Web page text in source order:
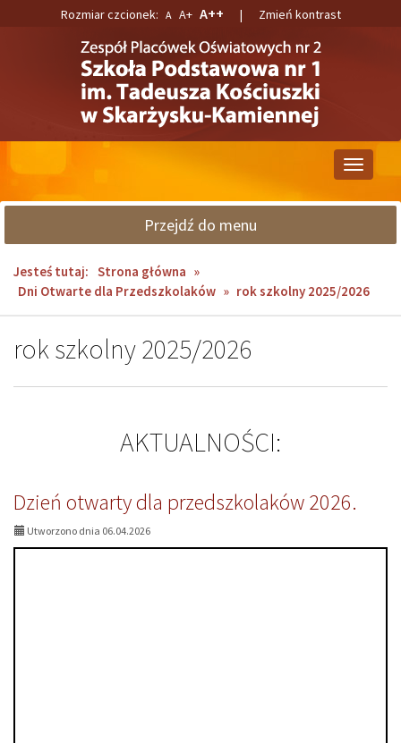
Rozmiar czcionek: A A+ A++ | Zmień kontrast
Przełącz
Przejdź do menu
Jesteś tutaj: Strona główna »
Dni Otwarte dla Przedszkolaków » rok szkolny 2025/2026
rok szkolny 2025/2026
AKTUALNOŚCI:
Dzień otwarty dla przedszkolaków 2026.
Utworzono dnia 06.04.2026